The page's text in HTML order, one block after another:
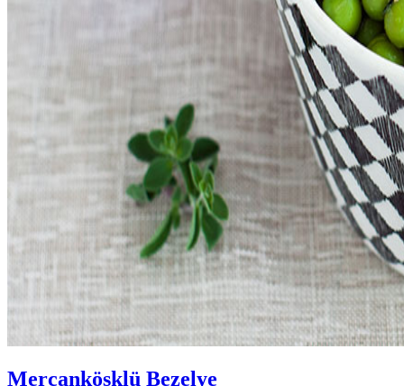
Mercanköşklü Bezelye